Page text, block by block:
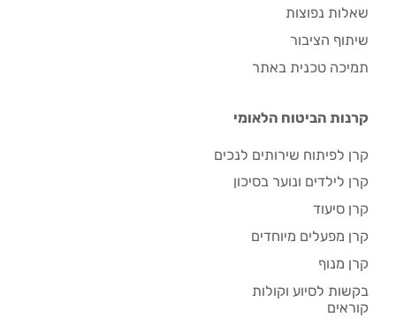
שאלות נפוצות
שיתוף הציבור
תמיכה טכנית באתר
קרנות הביטוח הלאומי
קרן לפיתוח שירותים לנכים
קרן לילדים ונוער בסיכון
קרן סיעוד
קרן מפעלים מיוחדים
קרן מנוף
בקשות לסיוע וקולות
קוראים